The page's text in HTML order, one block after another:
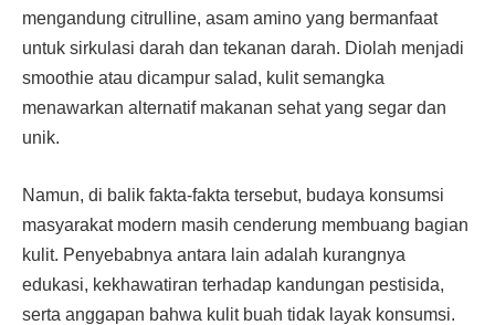
mengandung citrulline, asam amino yang bermanfaat
untuk sirkulasi darah dan tekanan darah. Diolah menjadi
smoothie atau dicampur salad, kulit semangka
menawarkan alternatif makanan sehat yang segar dan
unik.
Namun, di balik fakta-fakta tersebut, budaya konsumsi
masyarakat modern masih cenderung membuang bagian
kulit. Penyebabnya antara lain adalah kurangnya
edukasi, kekhawatiran terhadap kandungan pestisida,
serta anggapan bahwa kulit buah tidak layak konsumsi.